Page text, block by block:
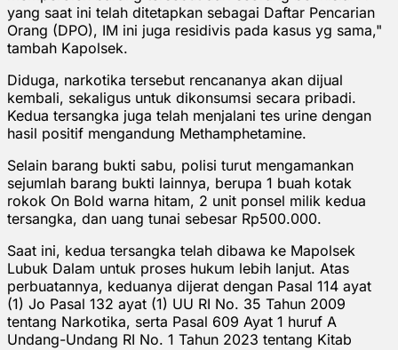
yang saat ini telah ditetapkan sebagai Daftar Pencarian
Orang (DPO), IM ini juga residivis pada kasus yg sama,"
tambah Kapolsek.
Diduga, narkotika tersebut rencananya akan dijual
kembali, sekaligus untuk dikonsumsi secara pribadi.
Kedua tersangka juga telah menjalani tes urine dengan
hasil positif mengandung Methamphetamine.
Selain barang bukti sabu, polisi turut mengamankan
sejumlah barang bukti lainnya, berupa 1 buah kotak
rokok On Bold warna hitam, 2 unit ponsel milik kedua
tersangka, dan uang tunai sebesar Rp500.000.
Saat ini, kedua tersangka telah dibawa ke Mapolsek
Lubuk Dalam untuk proses hukum lebih lanjut. Atas
perbuatannya, keduanya dijerat dengan Pasal 114 ayat
(1) Jo Pasal 132 ayat (1) UU RI No. 35 Tahun 2009
tentang Narkotika, serta Pasal 609 Ayat 1 huruf A
Undang-Undang RI No. 1 Tahun 2023 tentang Kitab